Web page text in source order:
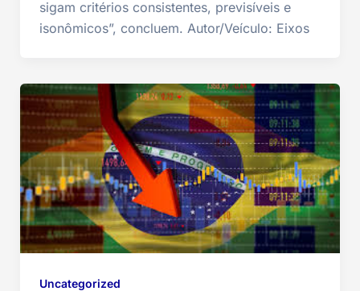
sigam critérios consistentes, previsíveis e
isonômicos”, concluem. Autor/Veículo: Eixos
Uncategorized